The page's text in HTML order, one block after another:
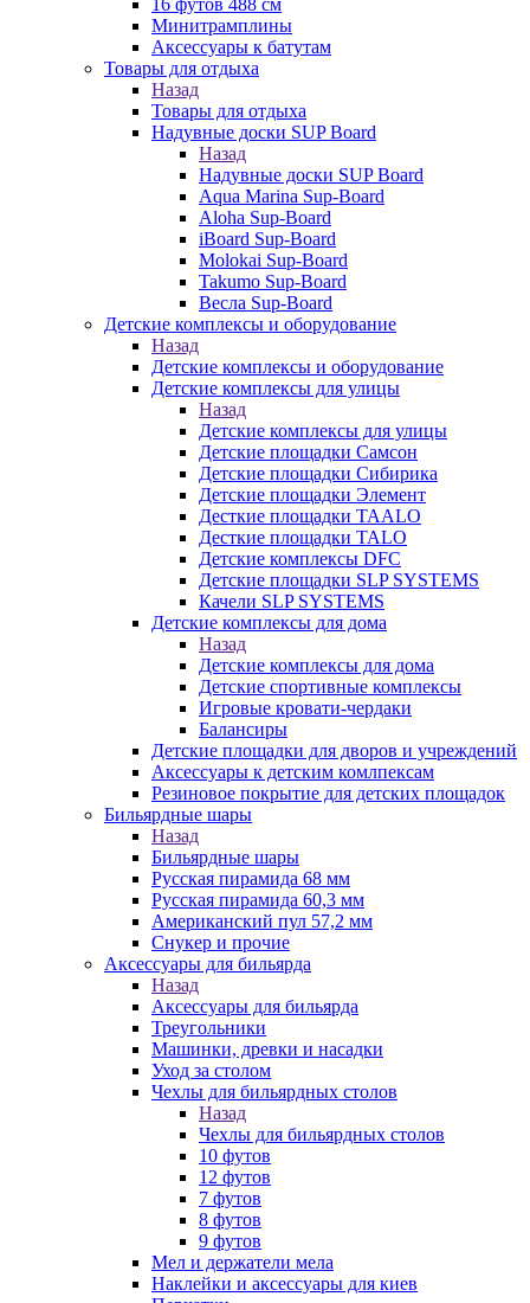
16 футов 488 см
Минитрамплины
Аксессуары к батутам
Товары для отдыха
Назад
Товары для отдыха
Надувные доски SUP Board
Назад
Надувные доски SUP Board
Aqua Marina Sup-Board
Aloha Sup-Board
iBoard Sup-Board
Molokai Sup-Board
Takumo Sup-Board
Весла Sup-Board
Детские комплексы и оборудование
Назад
Детские комплексы и оборудование
Детские комплексы для улицы
Назад
Детские комплексы для улицы
Детские площадки Самсон
Детские площадки Сибирика
Детские площадки Элемент
Десткие площадки TAALO
Десткие площадки TALO
Детские комплексы DFC
Детские площадки SLP SYSTEMS
Качели SLP SYSTEMS
Детские комплексы для дома
Назад
Детские комплексы для дома
Детские спортивные комплексы
Игровые кровати-чердаки
Балансиры
Детские площадки для дворов и учреждений
Аксессуары к детским комлпексам
Резиновое покрытие для детских площадок
Бильярдные шары
Назад
Бильярдные шары
Русская пирамида 68 мм
Русская пирамида 60,3 мм
Американский пул 57,2 мм
Снукер и прочие
Аксессуары для бильярда
Назад
Аксессуары для бильярда
Треугольники
Машинки, древки и насадки
Уход за столом
Чехлы для бильярдных столов
Назад
Чехлы для бильярдных столов
10 футов
12 футов
7 футов
8 футов
9 футов
Мел и держатели мела
Наклейки и аксессуары для киев